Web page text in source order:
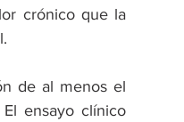
crónico que la
de al menos el
ensayo clínico